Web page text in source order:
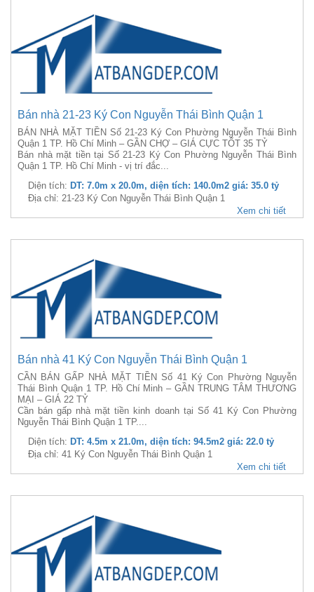
Bán nhà 21-23 Ký Con Nguyễn Thái Bình Quận 1
BÁN NHÀ MẶT TIỀN Số 21-23 Ký Con Phường Nguyễn Thái Bình
Quận 1 TP. Hồ Chí Minh – GẦN CHỢ – GIÁ CỰC TỐT 35 TỶ
Bán nhà mặt tiền tại Số 21-23 Ký Con Phường Nguyễn Thái Bình
Quận 1 TP. Hồ Chí Minh - vị trí đắc...
Diện tích: DT: 7.0m x 20.0m, diện tích: 140.0m2 giá: 35.0 tỷ
Địa chỉ: 21-23 Ký Con Nguyễn Thái Bình Quận 1
Xem chi tiết
Bán nhà 41 Ký Con Nguyễn Thái Bình Quận 1
CẦN BÁN GẤP NHÀ MẶT TIỀN Số 41 Ký Con Phường Nguyễn
Thái Bình Quận 1 TP. Hồ Chí Minh – GẦN TRUNG TÂM THƯƠNG
MẠI – GIÁ 22 TỶ
Cần bán gấp nhà mặt tiền kinh doanh tại Số 41 Ký Con Phường
Nguyễn Thái Bình Quận 1 TP....
Diện tích: DT: 4.5m x 21.0m, diện tích: 94.5m2 giá: 22.0 tỷ
Địa chỉ: 41 Ký Con Nguyễn Thái Bình Quận 1
Xem chi tiết